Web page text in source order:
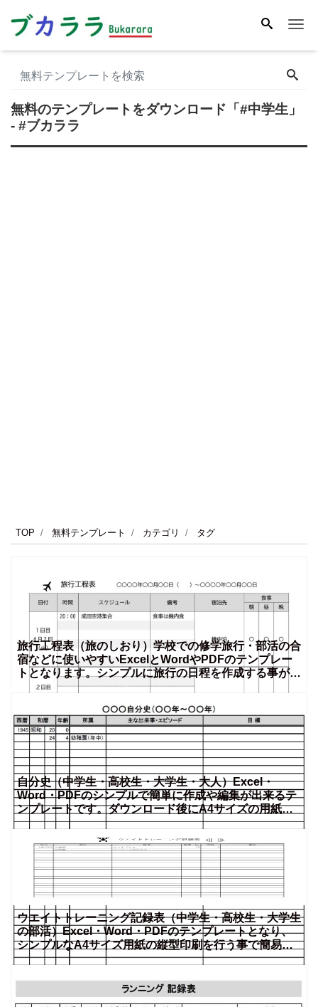
無料のテンプレートをダウンロード 「#中学生」
- #ブカララ
TOP 無料テンプレート カテゴリ タグ
旅行工程表（旅のしおり）学校での修学旅行・部活の合
宿などに使いやすいExcelとWordやPDFのテンプレー
トとなります。シンプルに旅行の日程を作成する事が出
自分史（中学生・高校生・大学生・大人）Excel・
Word・PDFのシンプルで簡単に作成や編集が出来るテ
ンプレートです。ダウンロード後にA4サイズの用紙に
印刷し
ウエイトトレーニング記録表（中学生・高校生・大学生
の部活）Excel・Word・PDFのテンプレートとなり、
シンプルなA4サイズ用紙の縦型印刷を行う事で簡易的
に